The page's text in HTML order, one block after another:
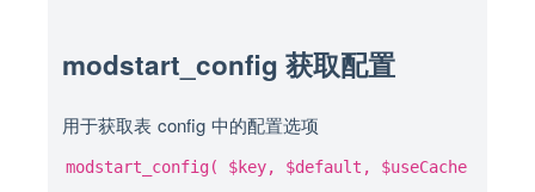
modstart_config 获取配置
用于获取表 config 中的配置选项
modstart_config( $key, $default, $useCache )